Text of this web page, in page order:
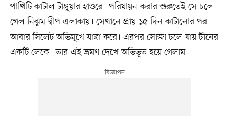
পাখিটি কাটাল টাঙ্গুয়ার হাওরে। পরিযায়ন করার শুরুতেই সে চলে
গেল নিঝুম দ্বীপ এলাকায়। সেখানে প্রায় ১৫ দিন কাটানোর পর
আবার সিলেট অভিমুখে যাত্রা করে। এরপর সোজা চলে যায় চীনের
একটি লেকে। তার এই ভ্রমণ দেখে অভিভূত হয়ে গেলাম।